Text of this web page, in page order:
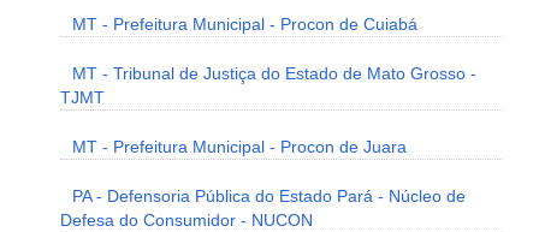
MT - Prefeitura Municipal - Procon de Cuiabá
MT - Tribunal de Justiça do Estado de Mato Grosso -
TJMT
MT - Prefeitura Municipal - Procon de Juara
PA - Defensoria Pública do Estado Pará - Núcleo de
Defesa do Consumidor - NUCON